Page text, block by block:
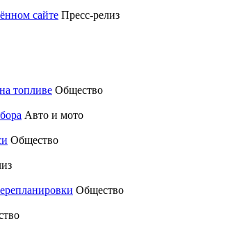
сайте Пресс-релиз
топливе Общество
Авто и мото
Общество
Общество